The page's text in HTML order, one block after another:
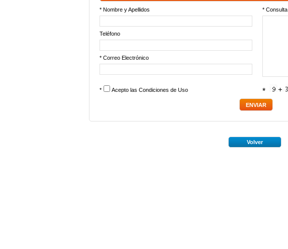
* Nombre y Apellidos * Consulta
Teléfono
* Correo Electrónico
* Acepto las Condiciones de Uso *
Volver